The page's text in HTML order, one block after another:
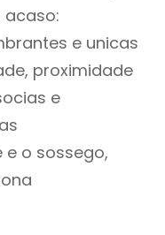
acaso:
e unicas
proximidade
e
o sossego,